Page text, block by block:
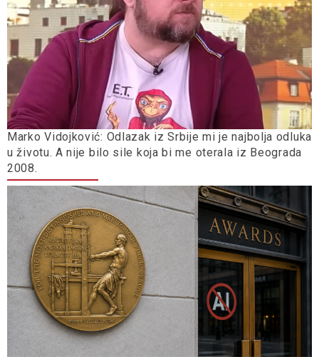
Marko Vidojković: Odlazak iz Srbije mi je najbolja odluka
u životu. A nije bilo sile koja bi me oterala iz Beograda
2008.